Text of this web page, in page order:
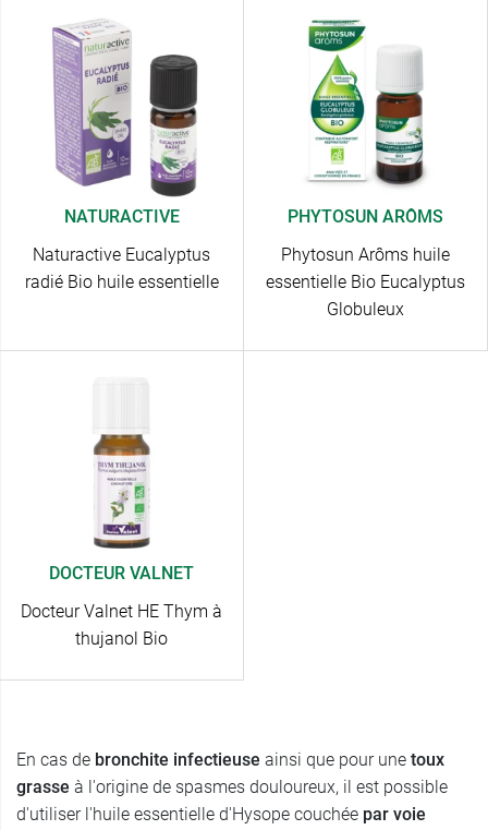
NATURACTIVE
Naturactive Eucalyptus
radié Bio huile essentielle
PHYTOSUN ARÔMS
Phytosun Arôms huile
essentielle Bio Eucalyptus
Globuleux
DOCTEUR VALNET
Docteur Valnet HE Thym à
thujanol Bio
En cas de bronchite infectieuse ainsi que pour une toux
grasse à l'origine de spasmes douloureux, il est possible
d'utiliser l'huile essentielle d'Hysope couchée par voie